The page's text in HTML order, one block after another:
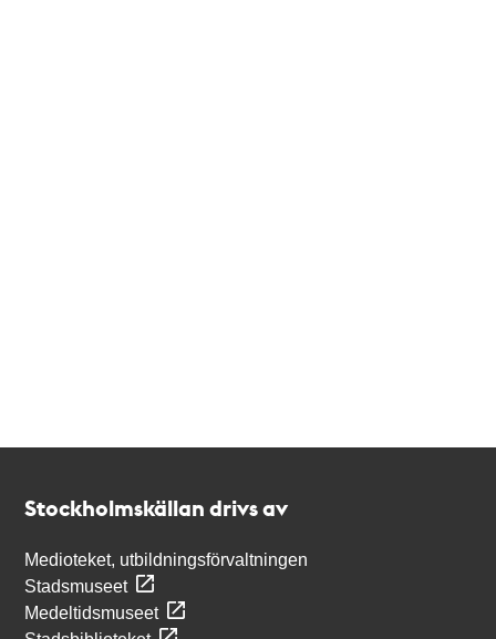
Stockholmskällan drivs av
Medioteket, utbildningsförvaltningen
Stadsmuseet
Medeltidsmuseet